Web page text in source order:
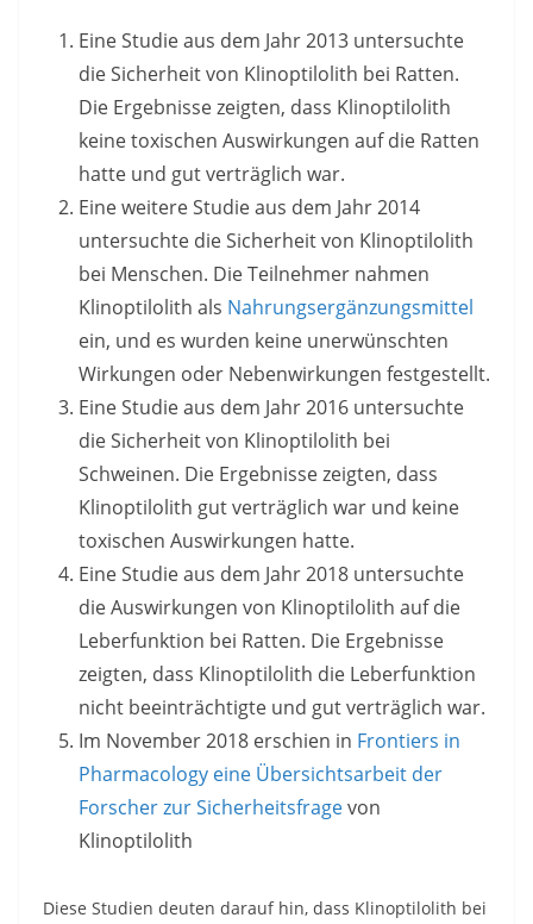
Eine Studie aus dem Jahr 2013 untersuchte
die Sicherheit von Klinoptilolith bei Ratten.
Die Ergebnisse zeigten, dass Klinoptilolith
keine toxischen Auswirkungen auf die Ratten
hatte und gut verträglich war.
Eine weitere Studie aus dem Jahr 2014
untersuchte die Sicherheit von Klinoptilolith
bei Menschen. Die Teilnehmer nahmen
Klinoptilolith als Nahrungsergänzungsmittel
ein, und es wurden keine unerwünschten
Wirkungen oder Nebenwirkungen festgestellt.
Eine Studie aus dem Jahr 2016 untersuchte
die Sicherheit von Klinoptilolith bei
Schweinen. Die Ergebnisse zeigten, dass
Klinoptilolith gut verträglich war und keine
toxischen Auswirkungen hatte.
Eine Studie aus dem Jahr 2018 untersuchte
die Auswirkungen von Klinoptilolith auf die
Leberfunktion bei Ratten. Die Ergebnisse
zeigten, dass Klinoptilolith die Leberfunktion
nicht beeinträchtigte und gut verträglich war.
Im November 2018 erschien in Frontiers in
Pharmacology eine Übersichtsarbeit der
Forscher zur Sicherheitsfragevon
Klinoptilolith
Diese Studien deuten darauf hin, dass Klinoptilolith bei